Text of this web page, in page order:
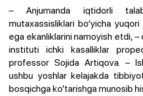
– Anjumanda iqtidorli
mutaxassisliklari bo‘yicha
ega ekanliklarini namoyish etdi,
instituti ichki kasalliklar
professor Sojida Artiqova. –
ushbu yoshlar kelajakda
bosqichga ko‘tarishga munosib